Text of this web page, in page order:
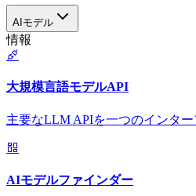
AIモデル
情報
大規模言語モデルAPI
主要なLLM APIを一つのインター
AIモデルファインダー